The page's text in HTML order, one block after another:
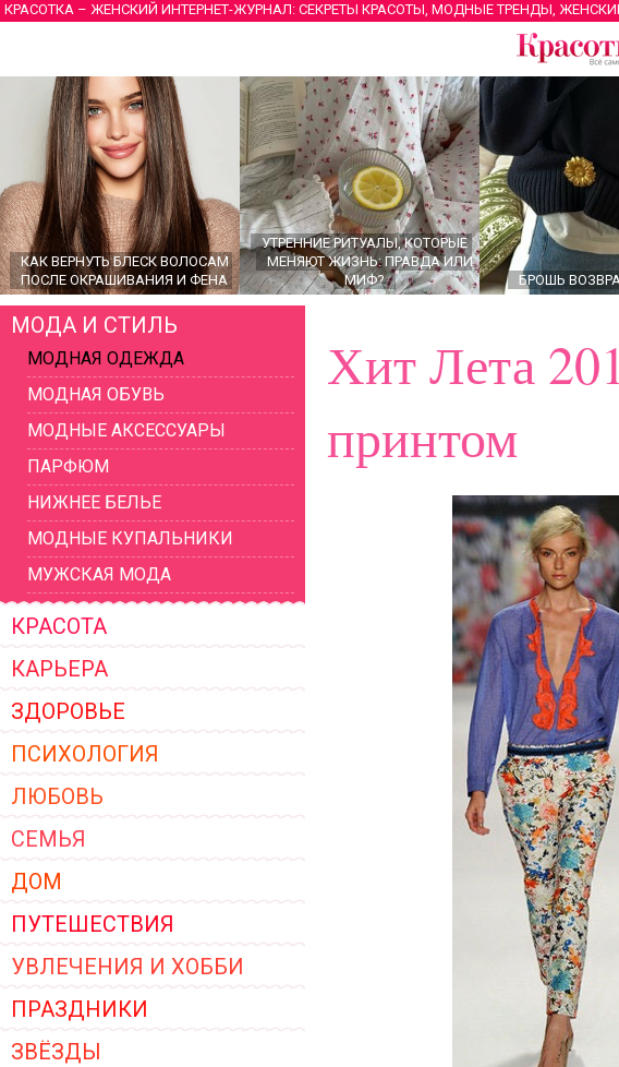
КРАСОТКА – ЖЕНСКИЙ ИНТЕРНЕТ-ЖУРНАЛ: СЕКРЕТЫ КРАСОТЫ, МОДНЫЕ ТРЕНДЫ,
КАК ВЕРНУТЬ БЛЕСК ВОЛОСАМ
ПОСЛЕ ОКРАШИВАНИЯ И ФЕНА
УТРЕННИЕ РИТУАЛЫ, КОТОРЫЕ
МЕНЯЮТ ЖИЗНЬ: ПРАВДА ИЛИ
МИФ?
БРОШЬ
ГЛАВНЫЕ ТРЕНДЫ ВЕРХНЕЙ
ЖЕНСКОЙ ОДЕЖДЫ 2026
МОДА И СТИЛЬ
МОДНАЯ ОДЕЖДА
МОДНАЯ ОБУВЬ
МОДНЫЕ АКСЕССУАРЫ
ПАРФЮМ
НИЖНЕЕ БЕЛЬЕ
МОДНЫЕ КУПАЛЬНИКИ
МУЖСКАЯ МОДА
КРАСОТА
КАРЬЕРА
ЗДОРОВЬЕ
ПСИХОЛОГИЯ
ЛЮБОВЬ
СЕМЬЯ
ДОМ
ПУТЕШЕСТВИЯ
УВЛЕЧЕНИЯ И ХОББИ
ПРАЗДНИКИ
ЗВЁЗДЫ
Хит Лета
принтом